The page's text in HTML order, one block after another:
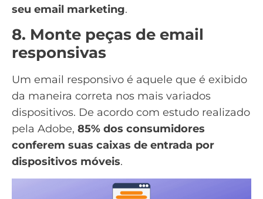
seu email marketing.
8. Monte peças de email
responsivas
Um email responsivo é aquele que é exibido
da maneira correta nos mais variados
dispositivos. De acordo com estudo realizado
pela Adobe, 85% dos consumidores
conferem suas caixas de entrada por
dispositivos móveis.